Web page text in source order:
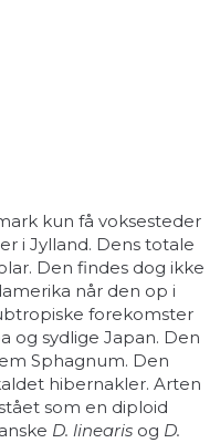
kun få voksesteder
i Jylland. Dens totale
Den findes dog ikke
når den op i
forekomster
og sydlige Japan. Den
Sphagnum. Den
hibernakler. Arten
som en diploid
D. linearis og D.